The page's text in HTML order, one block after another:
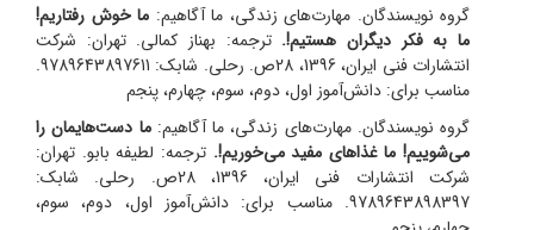
گروه نویسندگان. مهارت‌های زندگی، ما آگاهیم: ما خوش رفتاریم!
ما به فکر دیگران هستیم!. ترجمه: بهناز کمالی. تهران: شرکت
انتشارات فنی ایران، 1396، 28ص. رحلی. شابک: 9789643897611.
مناسب برای: دانش‌آموز اول، دوم، سوم، چهارم، پنجم
گروه نویسندگان. مهارت‌های زندگی، ما آگاهیم:ما دست‌هایمان را
می‌شوییم! ما غذاهای مفید می‌خوریم!. ترجمه: لطیفه بابو. تهران:
شرکت انتشارات فنی ایران، 1396، 28ص. رحلی. شابک:
9789643898397. مناسب برای: دانش‌آموز اول، دوم، سوم،